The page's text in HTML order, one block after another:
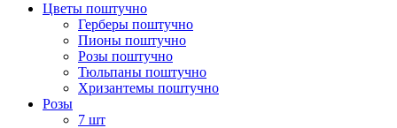
Цветы поштучно
Герберы поштучно
Пионы поштучно
Розы поштучно
Тюльпаны поштучно
Хризантемы поштучно
Розы
7 шт